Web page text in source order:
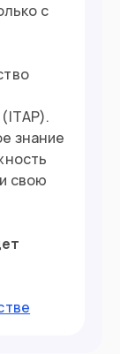
с
знание
свою